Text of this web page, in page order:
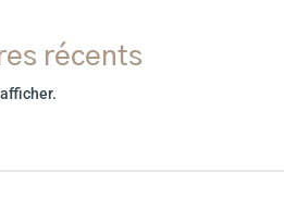
récents